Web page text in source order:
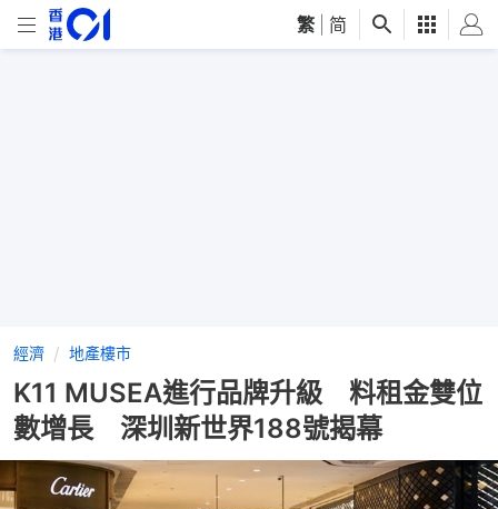
繁 简
經濟 地產樓市
K11 MUSEA進行品牌升級 料租金雙位
數增長 深圳新世界188號揭幕